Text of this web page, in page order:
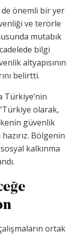
önemli bir yer
ve terörle
mutabık
bilgi
altyapısının
belirtti.
Türkiye’nin
olarak,
güvenlik
Bölgenin
kalkınma
ortak